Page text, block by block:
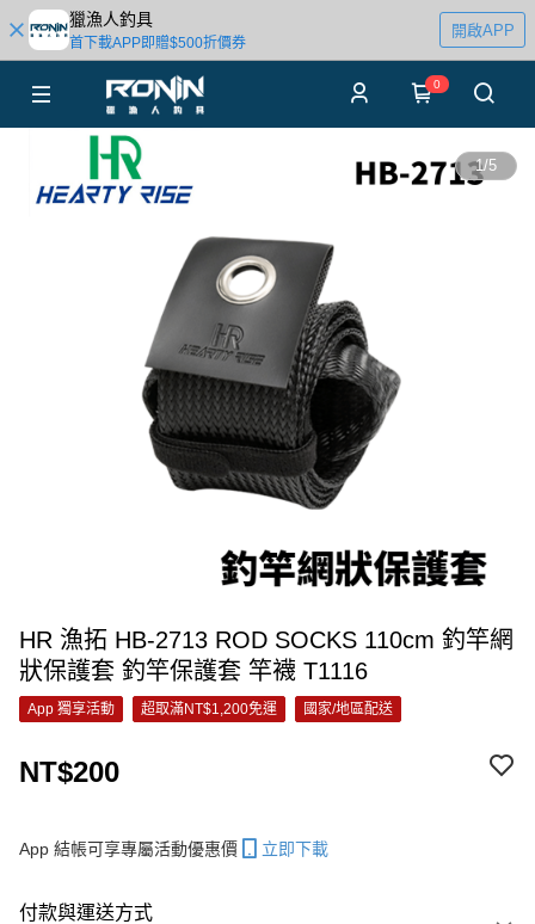
獵漁人釣具
首下載APP即贈$500折價券
開啟APP
0
1/5
HR 漁拓 HB-2713 ROD SOCKS 110cm 釣竿網
狀保護套 釣竿保護套 竿襪 T1116
App 獨享活動 超取滿NT$1,200免運 國家/地區配送
NT$200
App 結帳可享專屬活動優惠價 立即下載
付款與運送方式